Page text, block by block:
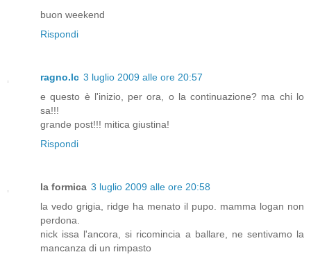
buon weekend
Rispondi
ragno.lc 3 luglio 2009 alle ore 20:57
e questo è l'inizio, per ora, o la continuazione? ma chi lo
sa!!!
grande post!!! mitica giustina!
Rispondi
la formica 3 luglio 2009 alle ore 20:58
la vedo grigia, ridge ha menato il pupo. mamma logan non
perdona.
nick issa l'ancora, si ricomincia a ballare, ne sentivamo la
mancanza di un rimpasto